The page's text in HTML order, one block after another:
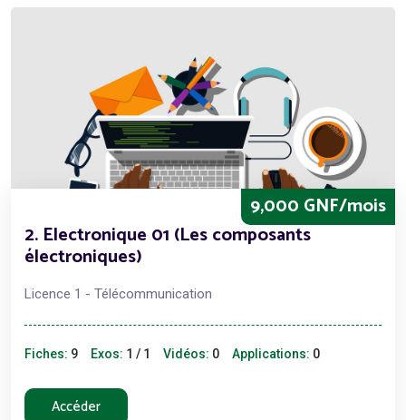
9,000 GNF/mois
2. Electronique 01 (Les composants
électroniques)
Licence 1 - Télécommunication
Fiches: 9 Exos: 1 / 1 Vidéos: 0 Applications: 0
Accéder